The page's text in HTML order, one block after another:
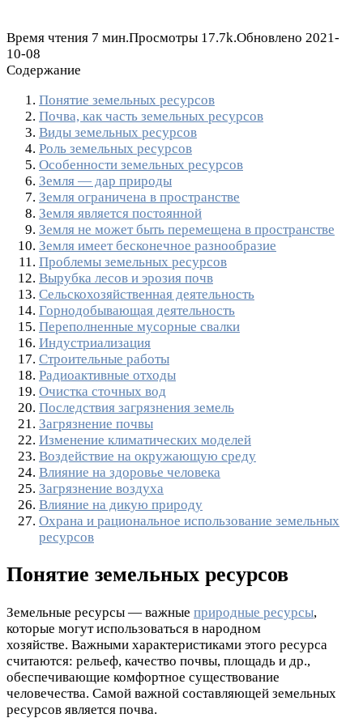
Время чтения 7 мин.Просмотры 17.7k.Обновлено 2021-
10-08
Содержание
Понятие земельных ресурсов
Почва, как часть земельных ресурсов
Виды земельных ресурсов
Роль земельных ресурсов
Особенности земельных ресурсов
Земля — дар природы
Земля ограничена в пространстве
Земля является постоянной
Земля не может быть перемещена в пространстве
Земля имеет бесконечное разнообразие
Проблемы земельных ресурсов
Вырубка лесов и эрозия почв
Сельскохозяйственная деятельность
Горнодобывающая деятельность
Переполненные мусорные свалки
Индустриализация
Строительные работы
Радиоактивные отходы
Очистка сточных вод
Последствия загрязнения земель
Загрязнение почвы
Изменение климатических моделей
Воздействие на окружающую среду
Влияние на здоровье человека
Загрязнение воздуха
Влияние на дикую природу
Охрана и рациональное использование земельных
ресурсов
Понятие земельных ресурсов
Земельные ресурсы — важные природные ресурсы,
которые могут использоваться в народном
хозяйстве. Важными характеристиками этого ресурса
считаются: рельеф, качество почвы, площадь и др.,
обеспечивающие комфортное существование
человечества. Самой важной составляющей земельных
ресурсов является почва.